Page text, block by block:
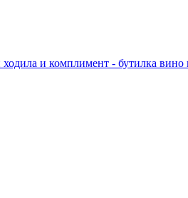
и комплимент - бутилка